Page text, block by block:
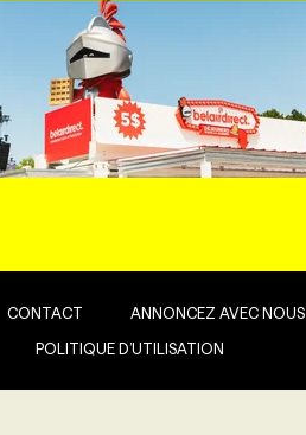
CONTACT ANNONCEZ AVEC NOUS
POLITIQUE D’UTILISATION